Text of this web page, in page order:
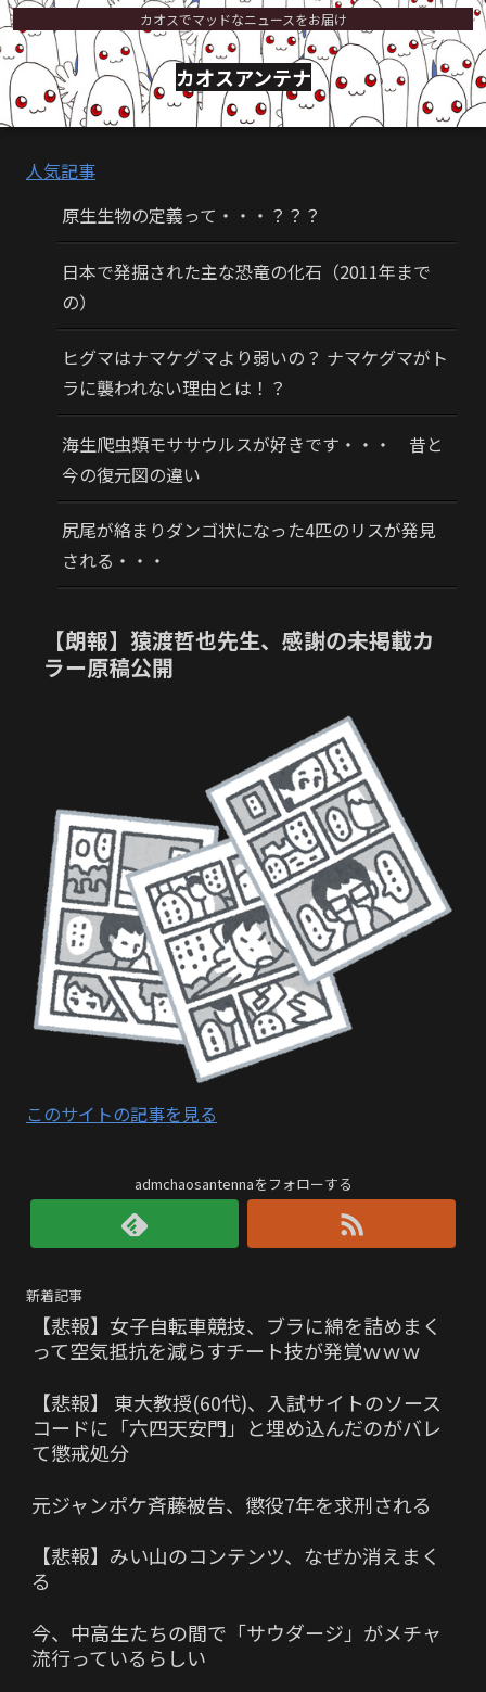
カオスでマッドなニュースをお届け
カオスアンテナ
人気記事
原生生物の定義って・・・？？？
日本で発掘された主な恐竜の化石（2011年まで
の）
ヒグマはナマケグマより弱いの？ ナマケグマがト
ラに襲われない理由とは！？
海生爬虫類モササウルスが好きです・・・ 昔と
今の復元図の違い
尻尾が絡まりダンゴ状になった4匹のリスが発見
される・・・
【朗報】猿渡哲也先生、感謝の未掲載カ
ラー原稿公開
このサイトの記事を見る
admchaosantennaをフォローする
新着記事
【悲報】女子自転車競技、ブラに綿を詰めまく
って空気抵抗を減らすチート技が発覚ｗｗｗ
【悲報】 東大教授(60代)、入試サイトのソース
コードに「六四天安門」と埋め込んだのがバレ
て懲戒処分
元ジャンポケ斉藤被告、懲役7年を求刑される
【悲報】みい山のコンテンツ、なぜか消えまく
る
今、中高生たちの間で「サウダージ」がメチャ
流行っているらしい